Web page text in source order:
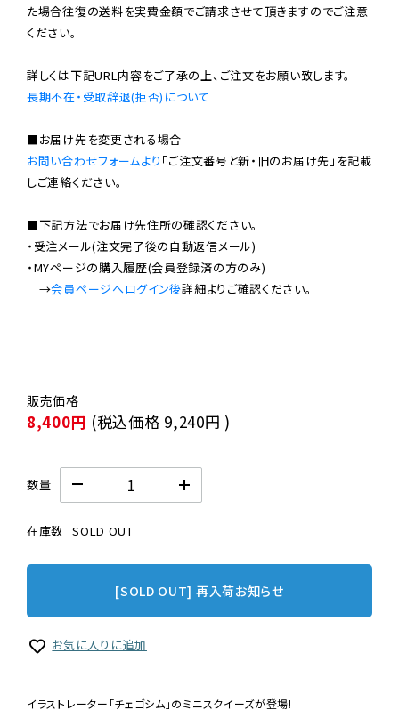
た場合往復の送料を実費金額でご請求させて頂きますのでご注意
ください。
長期不在・受取辞退(拒否)について
お問い合わせフォームより 「ご注文番号と新・旧のお届け先」を記載
しご連絡ください。
■下記方法でお届け先住所の確認ください。
・受注メール(注文完了後の自動返信メール)
・MYページの購入履歴(会員登録済の方のみ)
→会員ページへログイン後
8,400円 (税込価格 9,240円 )
数量
在庫数 SOLD OUT
[SOLD OUT] 再入荷お知らせ
お気に入りに追加
イラストレーター「チェゴシム」のミニスクイーズが登場!